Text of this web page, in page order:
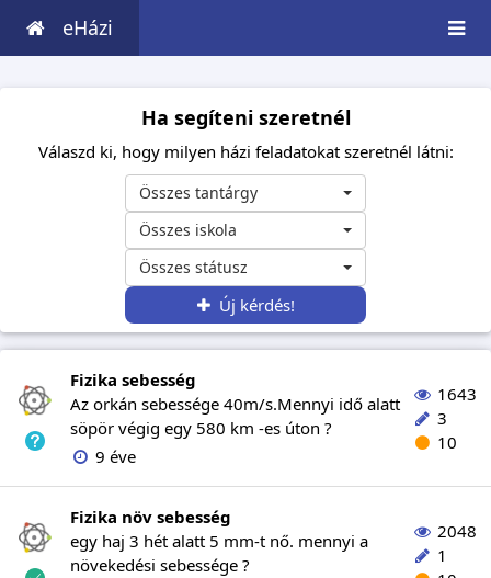
eHázi
Ha segíteni szeretnél
Válaszd ki, hogy milyen házi feladatokat szeretnél látni:
Összes tantárgy
Összes iskola
Összes státusz
Új kérdés!
Fizika sebesség
Az orkán sebessége 40m/s.Mennyi idő alatt
söpör végig egy 580 km -es úton ?
9 éve
1643
3
10
Fizika növ sebesség
egy haj 3 hét alatt 5 mm-t nő. mennyi a
növekedési sebessége ?
2048
1